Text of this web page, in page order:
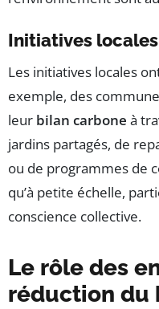
Initiatives
Les initiatives locales
exemple, des
leur bilan carbone à
jardins partagés, de
ou de programmes de
qu’à petite échelle,
conscience collective.
Le rôle des
réduction du